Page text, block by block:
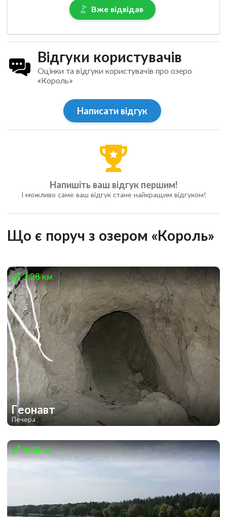
Вже відвідав
Відгуки користувачів
Оцінки та відгуки користувачів про озеро
«Король»
Написати відгук
Напишіть ваш відгук першим!
І можливо саме ваш відгук стане найкращим відгуком!
Що є поруч з озером «Король»
3.28 км
Геонавт
Печера
2
4.88 км